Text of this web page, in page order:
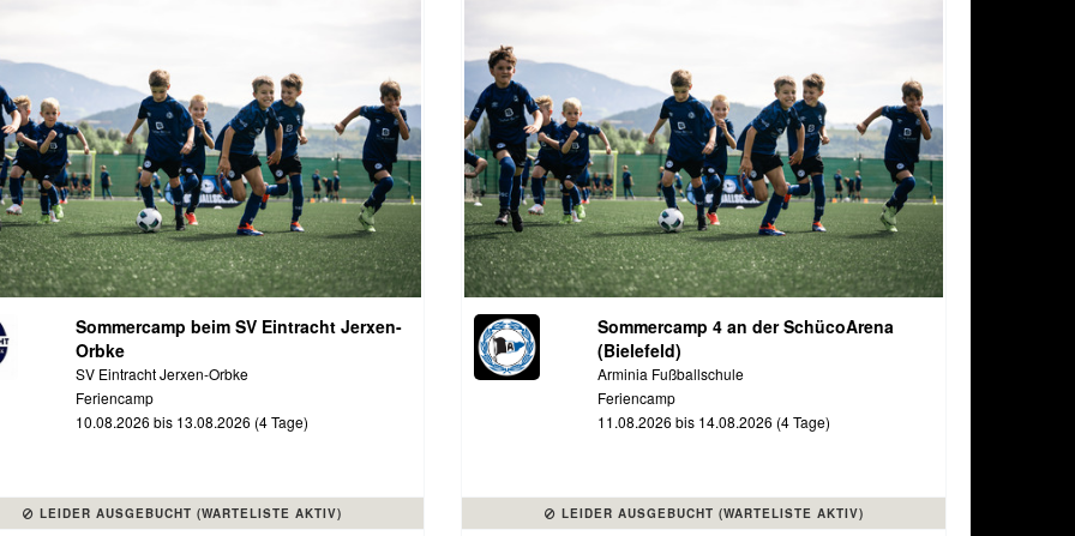
Sommercamp beim SV Eintracht Jerxen-
Orbke
SV Eintracht Jerxen-Orbke
Feriencamp
10.08.2026 bis 13.08.2026 (4 Tage)
LEIDER AUSGEBUCHT (WARTELISTE AKTIV)
Sommercamp 4 an der SchücoArena
(Bielefeld)
Arminia Fußballschule
Feriencamp
11.08.2026 bis 14.08.2026 (4 Tage)
LEIDER AUSGEBUCHT (WARTELISTE AKTIV)